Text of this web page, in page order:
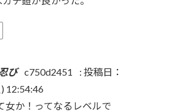
び c750d2451 : 投稿日：
12:54:46
女か！ってなるレベルで